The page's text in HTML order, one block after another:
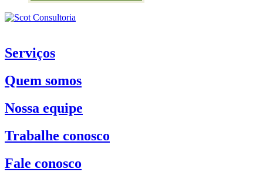
Serviços
Quem somos
Nossa equipe
Trabalhe conosco
Fale conosco